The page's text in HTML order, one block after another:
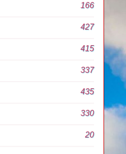
166
427
415
337
435
330
20